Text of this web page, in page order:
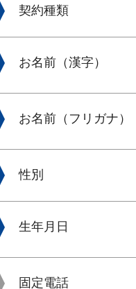
契約種類
お名前（漢字）
お名前（フリガナ）
性別
生年月日
固定電話